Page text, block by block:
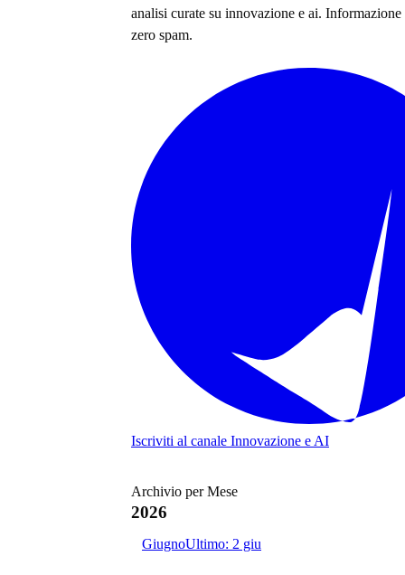
analisi curate su innovazione e ai.
zero spam.
Iscriviti al canale Innovazione e AI
Archivio per Mese
2026
GiugnoUltimo: 2 giu